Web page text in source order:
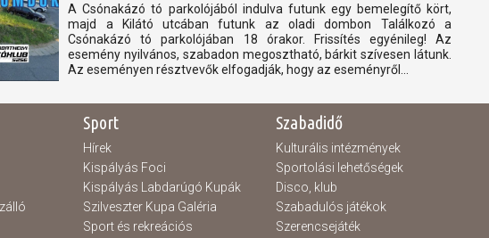
A Csónakázó tó parkolójából indulva futunk egy bemelegítő kört,
majd a Kilátó utcában futunk az oladi dombon Találkozó a
Csónakázó tó parkolójában 18 órakor. Frissítés egyénileg! Az
esemény nyilvános, szabadon megosztható, bárkit szívesen látunk.
Az eseményen résztvevők elfogadják, hogy az eseményről...
Sport
Hírek
Kispályás Foci
Kispályás Labdarúgó Kupák
Szilveszter Kupa Galéria
Sport és rekreációs
Szabadidő
Kulturális intézmények
Sportolási lehetőségek
Disco, klub
Szabadulós játékok
Szerencsejáték